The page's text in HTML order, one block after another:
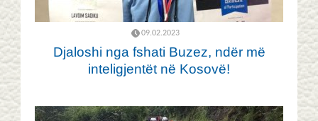
09.02.2023
Djaloshi nga fshati Buzez, ndër më
inteligjentët në Kosovë!